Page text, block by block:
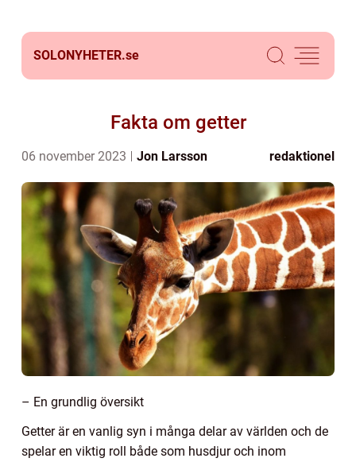
SOLONYHETER.se
Fakta om getter
06 november 2023 Jon Larsson redaktionel
– En grundlig översikt
Getter är en vanlig syn i många delar av världen och de
spelar en viktig roll både som husdjur och inom